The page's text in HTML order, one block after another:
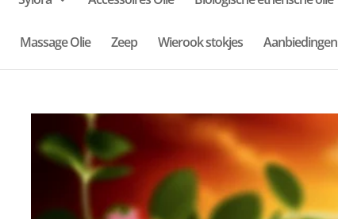
Massage Olie Zeep Wierook stokjes Aanbiedingen